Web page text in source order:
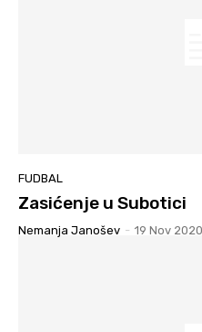
FUDBAL
Zasićenje u Subotici
Nemanja Janošev - 19 Nov